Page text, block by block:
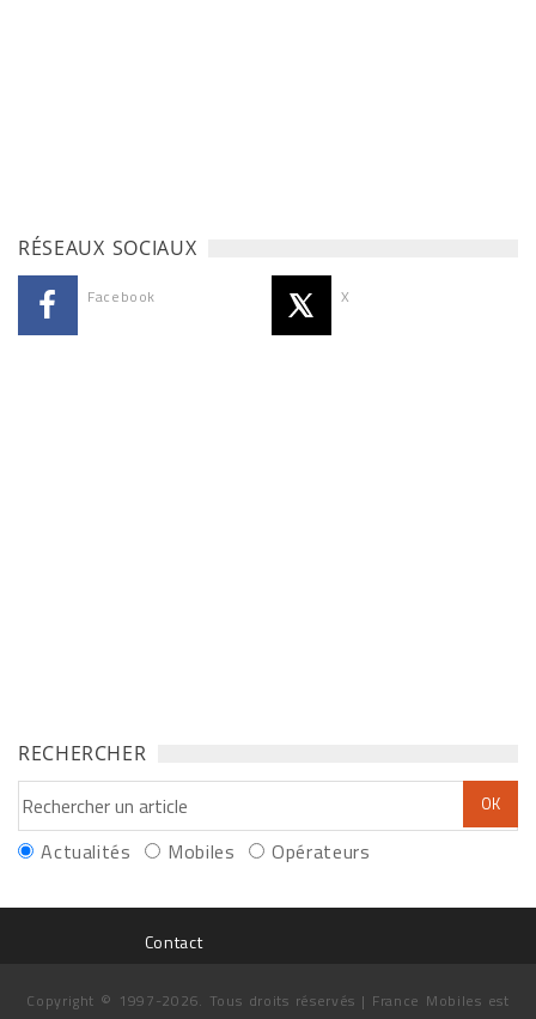
RÉSEAUX SOCIAUX
Facebook X
RECHERCHER
Actualités Mobiles Opérateurs
Contact
Copyright © 1997-2026. Tous droits réservés | France Mobiles est